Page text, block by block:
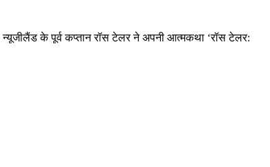
के पूर्व कप्तान रॉस टेलर ने अपनी आत्मकथा ‘रॉस टेलर: